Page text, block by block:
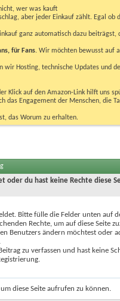
wer was kauft
aber jeder Einkauf zählt. Egal
ganz automatisch dazu
für Fans. Wir möchten bewusst auf
Hosting, technische Updates und
Klick auf den Amazon-Link hilft uns
Engagement der Menschen, die
das Worum zu erhalten.
oder du hast keine Rechte diese
Bitte fülle die Felder unten auf
Rechte, um auf diese Seite
Benutzers ändern möchtest oder
zu verfassen und hast keine
diese Seite aufrufen zu können.